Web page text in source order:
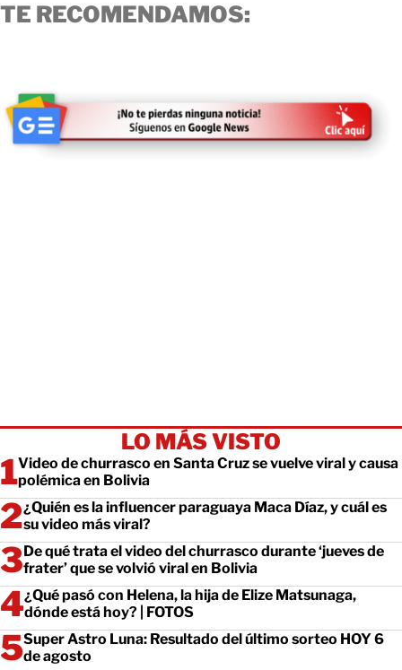
TE RECOMENDAMOS:
LO MÁS VISTO
Video de churrasco en Santa Cruz se vuelve viral y causa
polémica en Bolivia
¿Quién es la influencer paraguaya Maca Díaz, y cuál es
su video más viral?
De qué trata el video del churrasco durante ‘jueves de
frater’ que se volvió viral en Bolivia
¿Qué pasó con Helena, la hija de Elize Matsunaga,
dónde está hoy? | FOTOS
Super Astro Luna: Resultado del último sorteo HOY 6
de agosto